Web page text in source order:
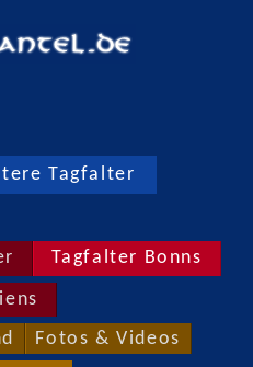
Tagfalter
Tagfalter Bonns
Fotos & Videos